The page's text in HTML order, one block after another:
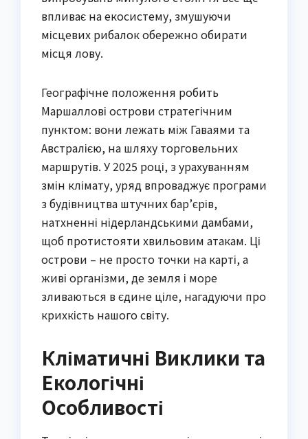
впливає на екосистему, змушуючи
місцевих рибалок обережно обирати
місця лову.
Географічне положення робить
Маршаллові острови стратегічним
пунктом: вони лежать між Гаваями та
Австралією, на шляху торговельних
маршрутів. У 2025 році, з урахуванням
змін клімату, уряд впроваджує програми
з будівництва штучних бар’єрів,
натхненні нідерландськими дамбами,
щоб протистояти хвильовим атакам. Ці
острови – не просто точки на карті, а
живі організми, де земля і море
зливаються в єдине ціле, нагадуючи про
крихкість нашого світу.
Кліматичні Виклики та
Екологічні
Особливості